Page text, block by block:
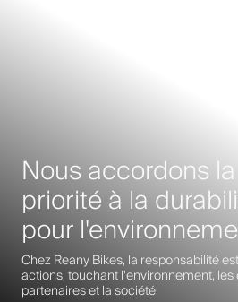
Nous accordons la
priorité à la
pour
Chez Reany Bikes, la responsabilité
actions, touchant l'environnement, les
partenaires et la société.